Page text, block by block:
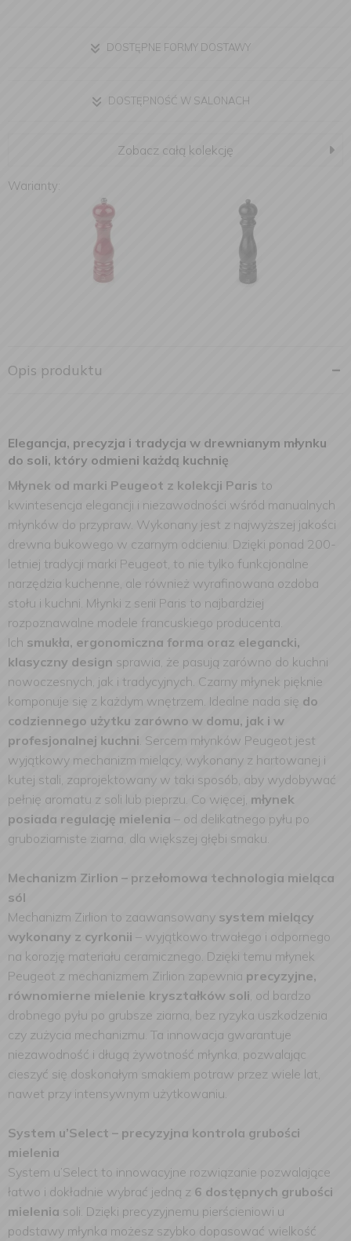
DOSTĘPNE FORMY DOSTAWY
DOSTĘPNOŚĆ W SALONACH
Zobacz całą kolekcję
Warianty:
Opis produktu
Elegancja, precyzja i tradycja w drewnianym młynku
do soli, który odmieni każdą kuchnię
Młynek od marki Peugeot z kolekcji Paris to
kwintesencja elegancji i niezawodności wśród manualnych
młynków do przypraw. Wykonany jest z najwyższej jakości
drewna bukowego w czarnym odcieniu. Dzięki ponad 200-
letniej tradycji marki Peugeot, to nie tylko funkcjonalne
narzędzia kuchenne, ale również wyrafinowana ozdoba
stołu i kuchni. Młynki z serii Paris to najbardziej
rozpoznawalne modele francuskiego producenta.
Ich smukła, ergonomiczna forma oraz elegancki,
klasyczny design sprawia, że pasują zarówno do kuchni
nowoczesnych, jak i tradycyjnych. Czarny młynek pięknie
komponuje się z każdym wnętrzem. Idealne nada się do
codziennego użytku zarówno w domu, jak i w
profesjonalnej kuchni. Sercem młynków Peugeot jest
wyjątkowy mechanizm mielący, wykonany z hartowanej i
kutej stali, zaprojektowany w taki sposób, aby wydobywać
pełnię aromatu z soli lub pieprzu. Co więcej, młynek
posiada regulację mielenia – od delikatnego pyłu po
gruboziarniste ziarna, dla większej głębi smaku.
Mechanizm Zirlion – przełomowa technologia mieląca
sól
Mechanizm Zirlion to zaawansowany system mielący
wykonany z cyrkonii – wyjątkowo trwałego i odpornego
na korozję materiału ceramicznego. Dzięki temu młynek
Peugeot z mechanizmem Zirlion zapewnia precyzyjne,
równomierne mielenie kryształków soli, od bardzo
drobnego pyłu po grubsze ziarna, bez ryzyka uszkodzenia
czy zużycia mechanizmu. Ta innowacja gwarantuje
niezawodność i długą żywotność młynka, pozwalając
cieszyć się doskonałym smakiem potraw przez wiele lat,
nawet przy intensywnym użytkowaniu.
System u’Select – precyzyjna kontrola grubości
mielenia
System u’Select to innowacyjne rozwiązanie pozwalające
łatwo i dokładnie wybrać jedną z 6 dostępnych grubości
mielenia soli. Dzięki precyzyjnemu pierścieniowi u
podstawy młynka możesz szybko dopasować wielkość